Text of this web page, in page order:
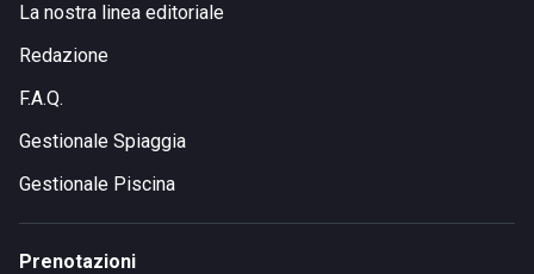
La nostra linea editoriale
Redazione
F.A.Q.
Gestionale Spiaggia
Gestionale Piscina
Prenotazioni